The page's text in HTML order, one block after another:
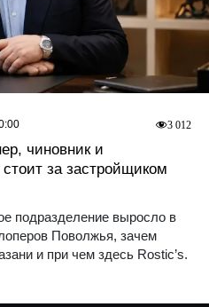
чиновник и
за застройщиком
подразделение выросло в
Поволжья, зачем
и при чем здесь Rostic’s.
3 012